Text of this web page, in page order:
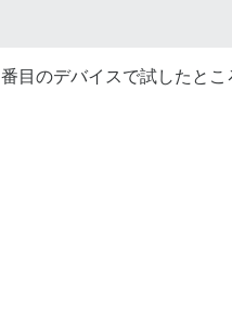
目のデバイスで試したと